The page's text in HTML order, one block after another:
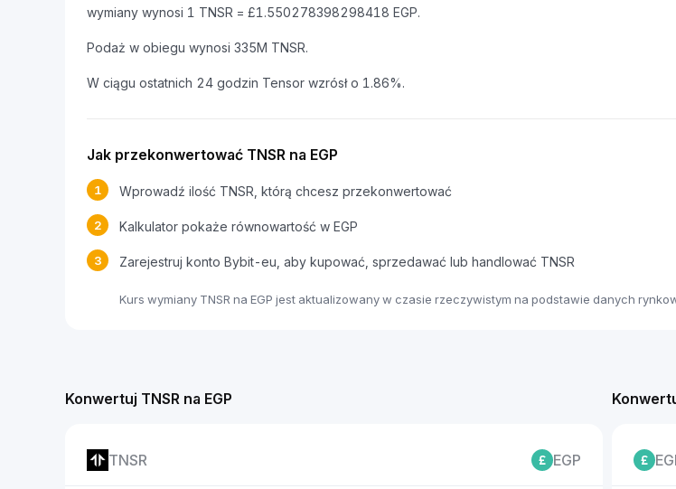
wymiany wynosi 1 TNSR = £1.550278398298418 EGP.
Podaż w obiegu wynosi 335M TNSR.
W ciągu ostatnich 24 godzin Tensor wzrósł o 1.86%.
Jak przekonwertować TNSR na EGP
1 Wprowadź ilość TNSR, którą chcesz przekonwertować
2 Kalkulator pokaże równowartość w EGP
3 Zarejestruj konto Bybit-eu, aby kupować, sprzedawać lub handlować TNSR
Kurs wymiany TNSR na EGP jest aktualizowany w czasie rzeczywistym na podstawie danych
Konwertuj TNSR na EGP
TNSR EGP